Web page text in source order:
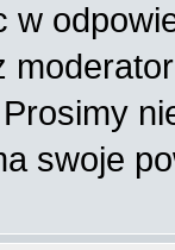
w
swoje